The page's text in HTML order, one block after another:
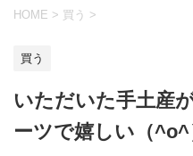
HOME > 買う >
買う
いただいた手土産
ーツで嬉しい（^o^